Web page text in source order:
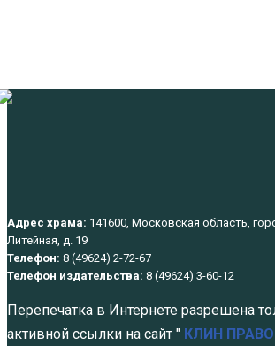
Адрес храма: 141600, Московская область,
Литейная, д. 19
Телефон: 8 (49624) 2-72-67
Телефон издательства: 8 (49624) 3-60-12
Перепечатка в Интернете разрешена
активной ссылки на сайт " КЛИН